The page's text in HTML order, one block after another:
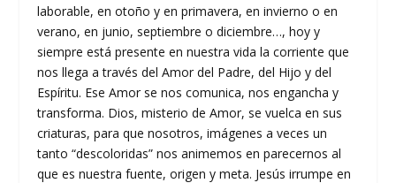
laborable, en otoño y en primavera, en invierno o en
verano, en junio, septiembre o diciembre…, hoy y
siempre está presente en nuestra vida la corriente que
nos llega a través del Amor del Padre, del Hijo y del
Espíritu. Ese Amor se nos comunica, nos engancha y
transforma. Dios, misterio de Amor, se vuelca en sus
criaturas, para que nosotros, imágenes a veces un
tanto “descoloridas” nos animemos en parecernos al
que es nuestra fuente, origen y meta. Jesús irrumpe en